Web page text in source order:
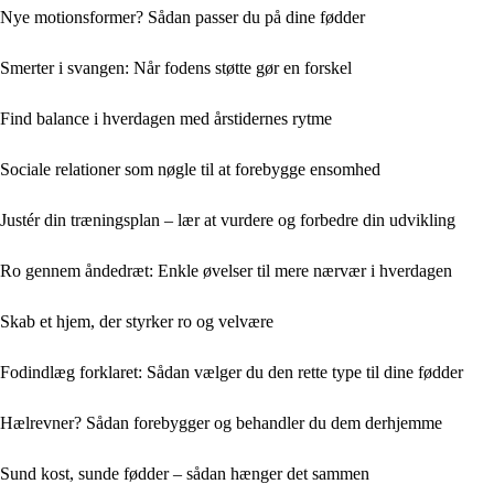
Nye motionsformer? Sådan passer du på dine fødder
Smerter i svangen: Når fodens støtte gør en forskel
Find balance i hverdagen med årstidernes rytme
Sociale relationer som nøgle til at forebygge ensomhed
Justér din træningsplan – lær at vurdere og forbedre din udvikling
Ro gennem åndedræt: Enkle øvelser til mere nærvær i hverdagen
Skab et hjem, der styrker ro og velvære
Fodindlæg forklaret: Sådan vælger du den rette type til dine fødder
Hælrevner? Sådan forebygger og behandler du dem derhjemme
Sund kost, sunde fødder – sådan hænger det sammen